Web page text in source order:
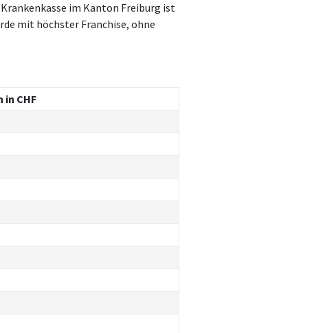
im Kanton Freiburg ist
mit höchster Franchise, ohne
in CHF